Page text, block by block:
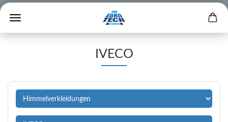
IVECO